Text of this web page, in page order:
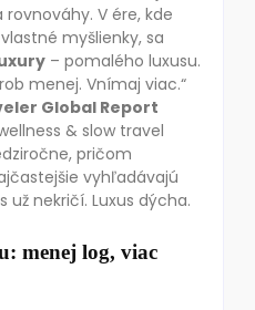
V ére, kde
myšlienky, sa
– pomalého luxusu.
menej. Vnímaj viac.“
Global Report
& slow travel
pričom
vyhľadávajú
nekričí. Luxus dýcha.
menej log, viac